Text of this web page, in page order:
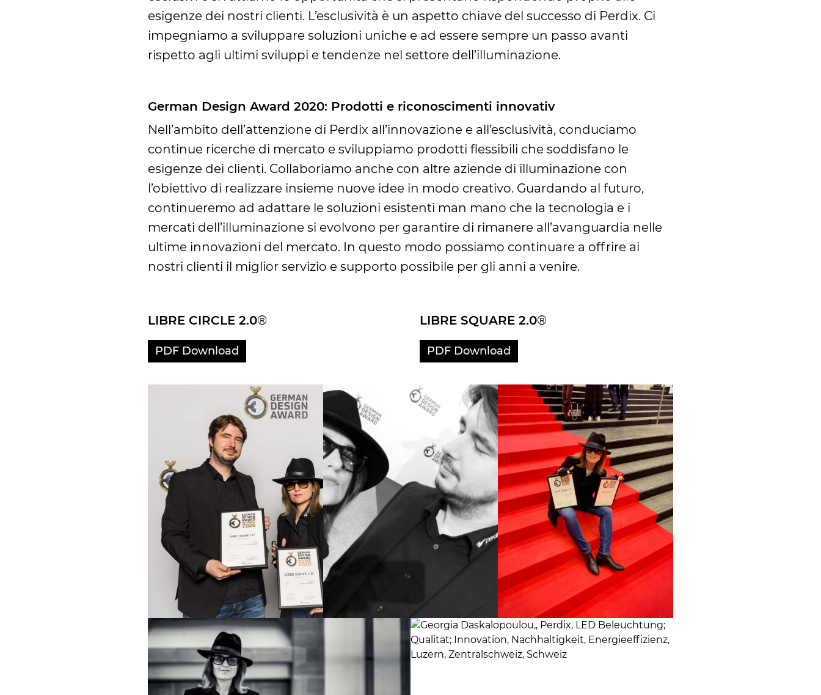
esigenze dei nostri clienti. L’esclusività è un aspetto chiave del successo di Perdix. Ci
impegniamo a sviluppare soluzioni uniche e ad essere sempre un passo avanti
rispetto agli ultimi sviluppi e tendenze nel settore dell’illuminazione.
German Design Award 2020: Prodotti e riconoscimenti innovativ
Nell’ambito dell’attenzione di Perdix all’innovazione e all’esclusività, conduciamo
continue ricerche di mercato e sviluppiamo prodotti flessibili che soddisfano le
esigenze dei clienti. Collaboriamo anche con altre aziende di illuminazione con
l’obiettivo di realizzare insieme nuove idee in modo creativo. Guardando al futuro,
continueremo ad adattare le soluzioni esistenti man mano che la tecnologia e i
mercati dell’illuminazione si evolvono per garantire di rimanere all’avanguardia nelle
ultime innovazioni del mercato. In questo modo possiamo continuare a offrire ai
nostri clienti il ​​miglior servizio e supporto possibile per gli anni a venire.
LIBRE CIRCLE 2.0®
PDF Download
LIBRE SQUARE 2.0®
PDF Download